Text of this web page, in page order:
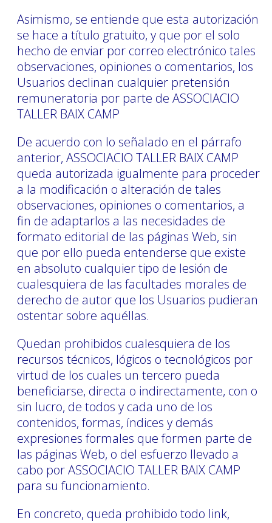
Asimismo, se entiende que esta autorización
se hace a título gratuito, y que por el solo
hecho de enviar por correo electrónico tales
observaciones, opiniones o comentarios, los
Usuarios declinan cualquier pretensión
remuneratoria por parte de ASSOCIACIO
TALLER BAIX CAMP
De acuerdo con lo señalado en el párrafo
anterior, ASSOCIACIO TALLER BAIX CAMP
queda autorizada igualmente para proceder
a la modificación o alteración de tales
observaciones, opiniones o comentarios, a
fin de adaptarlos a las necesidades de
formato editorial de las páginas Web, sin
que por ello pueda entenderse que existe
en absoluto cualquier tipo de lesión de
cualesquiera de las facultades morales de
derecho de autor que los Usuarios pudieran
ostentar sobre aquéllas.
Quedan prohibidos cualesquiera de los
recursos técnicos, lógicos o tecnológicos por
virtud de los cuales un tercero pueda
beneficiarse, directa o indirectamente, con o
sin lucro, de todos y cada uno de los
contenidos, formas, índices y demás
expresiones formales que formen parte de
las páginas Web, o del esfuerzo llevado a
cabo por ASSOCIACIO TALLER BAIX CAMP
para su funcionamiento.
En concreto, queda prohibido todo link,